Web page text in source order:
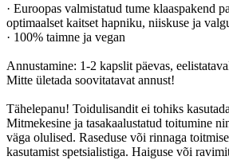
· Euroopas valmistatud tume klaaspakend
optimaalset kaitset hapniku, niiskuse ja
· 100% taimne ja vegan
Annustamine: 1-2 kapslit päevas,
Mitte ületada soovitatavat annust!
Tähelepanu! Toidulisandit ei tohiks
Mitmekesine ja tasakaalustatud toitumine
väga olulised. Raseduse või rinnaga
kasutamist spetsialistiga. Haiguse või